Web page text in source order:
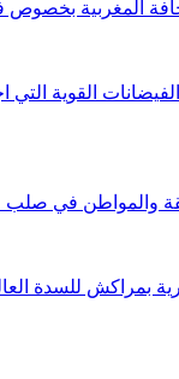
المغربية
والمواطن في صلب
بمراكش للسدة